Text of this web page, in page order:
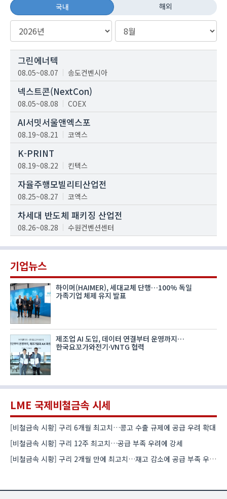
국내 해외
그린에너텍
08.05~08.07 송도컨벤시아
넥스트콘(NextCon)
08.05~08.08 COEX
AI서밋서울앤엑스포
08.19~08.21 코엑스
K-PRINT
08.19~08.22 킨텍스
자율주행모빌리티산업전
08.25~08.27 코엑스
차세대 반도체 패키징 산업전
08.26~08.28 수원컨벤션센터
기업뉴스
하이머(HAIMER), 세대교체 단행…100% 독일
가족기업 체제 유지 발표
제조업 AI 도입, 데이터 연결부터 운영까지…
한국요꼬가와전기·VNTG 협력
LME 국제비철금속 시세
[비철금속 시황] 구리 6개월 최고치…콩고 수출 규제에 공급 우려 확대
[비철금속 시황] 구리 12주 최고치…공급 부족 우려에 강세
[비철금속 시황] 구리 2개월 만에 최고치…재고 감소에 공급 부족 우려 확대